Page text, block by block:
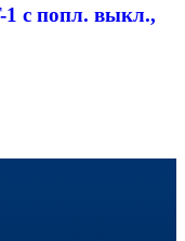
с попл. выкл.,